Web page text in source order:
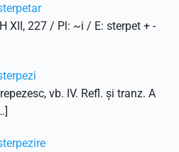
XII, 227 / Pl: ~i / E: sterpet + -
vb. IV. Refl. și tranz. A